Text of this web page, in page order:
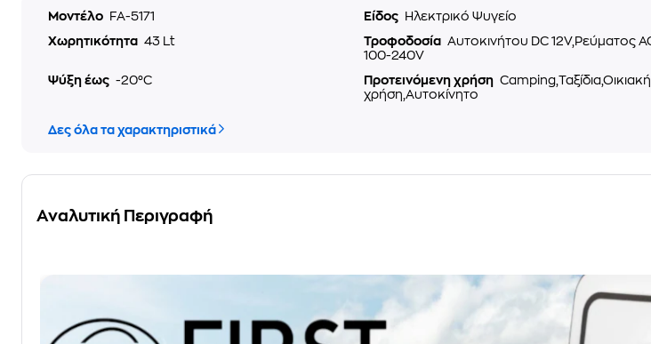
Μοντέλο FA-5171 Είδος
Ηλεκτρικό Ψυγείο
Χωρητικότητα 43 Lt Τροφοδοσία Αυτοκινήτου DC 12V,Ρεύματος
100-240V
Ψύξη έως -20°C Προτεινόμενη χρήση Camping,Ταξίδια,Οικιακή
χρήση,Αυτοκίνητο
Δες όλα τα χαρακτηριστικά
Αναλυτική Περιγραφή